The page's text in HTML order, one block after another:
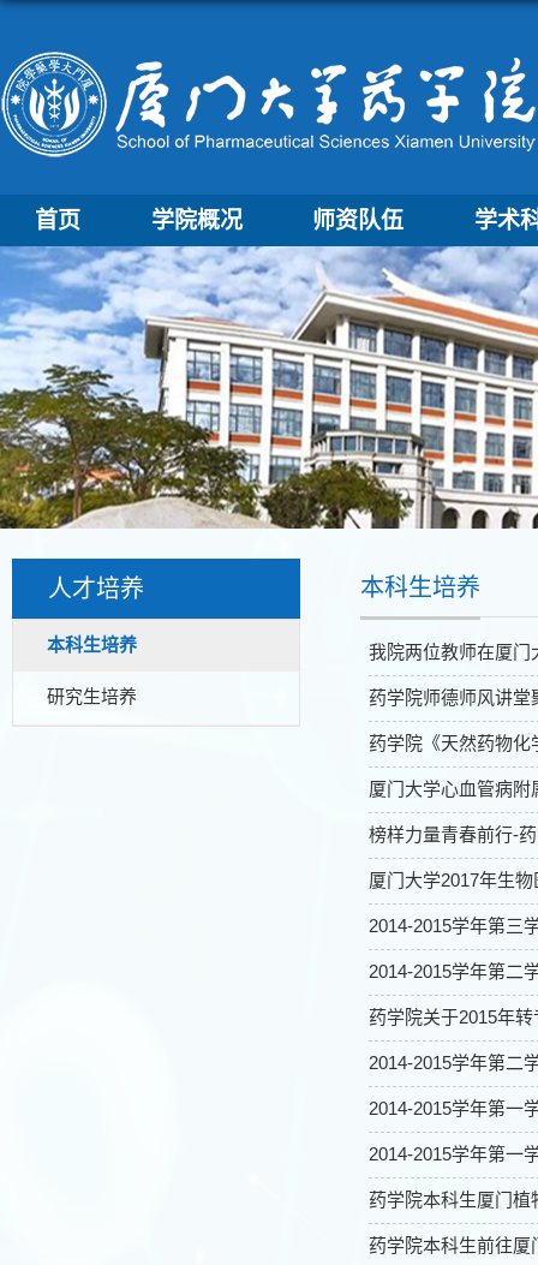
首页 学院概况 师资队伍 学术
人才培养
本科生培养
研究生培养
本科生培养
我院两位教师在厦门
药学院师德师风讲堂
药学院《天然药物
厦门大学心血管病附
榜样力量青春前行-
厦门大学2017年生
2014-2015学年第三
2014-2015学年第二
药学院关于2015年
2014-2015学年第二
2014-2015学年第一
2014-2015学年第一
药学院本科生厦门植
药学院本科生前往